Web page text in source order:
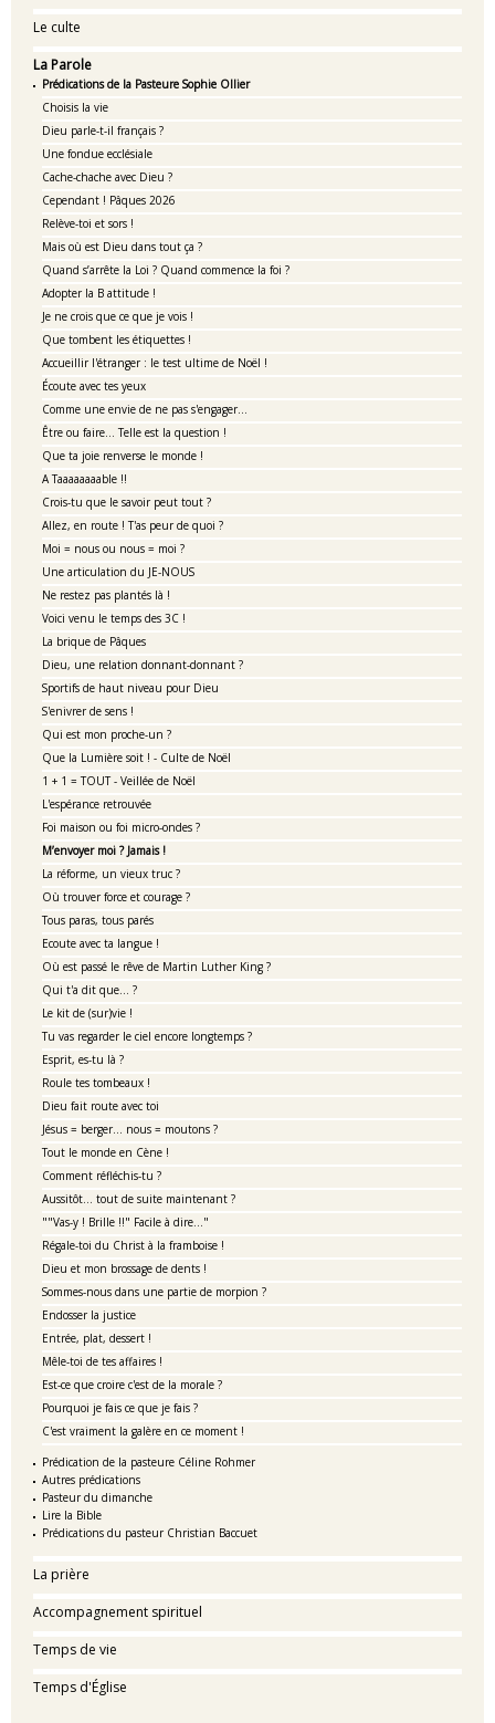
Le culte
La Parole
Prédications de la Pasteure Sophie Ollier
Choisis la vie
Dieu parle-t-il français ?
Une fondue ecclésiale
Cache-chache avec Dieu ?
Cependant ! Pâques 2026
Relève-toi et sors !
Mais où est Dieu dans tout ça ?
Quand s’arrête la Loi ? Quand commence la foi ?
Adopter la B attitude !
Je ne crois que ce que je vois !
Que tombent les étiquettes !
Accueillir l'étranger : le test ultime de Noël !
Écoute avec tes yeux
Comme une envie de ne pas s'engager...
Être ou faire… Telle est la question !
Que ta joie renverse le monde !
A Taaaaaaaable !!
Crois-tu que le savoir peut tout ?
Allez, en route ! T'as peur de quoi ?
Moi = nous ou nous = moi ?
Une articulation du JE-NOUS
Ne restez pas plantés là !
Voici venu le temps des 3C !
La brique de Pâques
Dieu, une relation donnant-donnant ?
Sportifs de haut niveau pour Dieu
S'enivrer de sens !
Qui est mon proche-un ?
Que la Lumière soit ! - Culte de Noël
1 + 1 = TOUT - Veillée de Noël
L'espérance retrouvée
Foi maison ou foi micro-ondes ?
M’envoyer moi ? Jamais !
La réforme, un vieux truc ?
Où trouver force et courage ?
Tous paras, tous parés
Ecoute avec ta langue !
Où est passé le rêve de Martin Luther King ?
Qui t'a dit que... ?
Le kit de (sur)vie !
Tu vas regarder le ciel encore longtemps ?
Esprit, es-tu là ?
Roule tes tombeaux !
Dieu fait route avec toi
Jésus = berger... nous = moutons ?
Tout le monde en Cène !
Comment réfléchis-tu ?
Aussitôt... tout de suite maintenant ?
""Vas-y ! Brille !!" Facile à dire..."
Régale-toi du Christ à la framboise !
Dieu et mon brossage de dents !
Sommes-nous dans une partie de morpion ?
Endosser la justice
Entrée, plat, dessert !
Mêle-toi de tes affaires !
Est-ce que croire c'est de la morale ?
Pourquoi je fais ce que je fais ?
C'est vraiment la galère en ce moment !
Prédication de la pasteure Céline Rohmer
Autres prédications
Pasteur du dimanche
Lire la Bible
Prédications du pasteur Christian Baccuet
La prière
Accompagnement spirituel
Temps de vie
Temps d'Église